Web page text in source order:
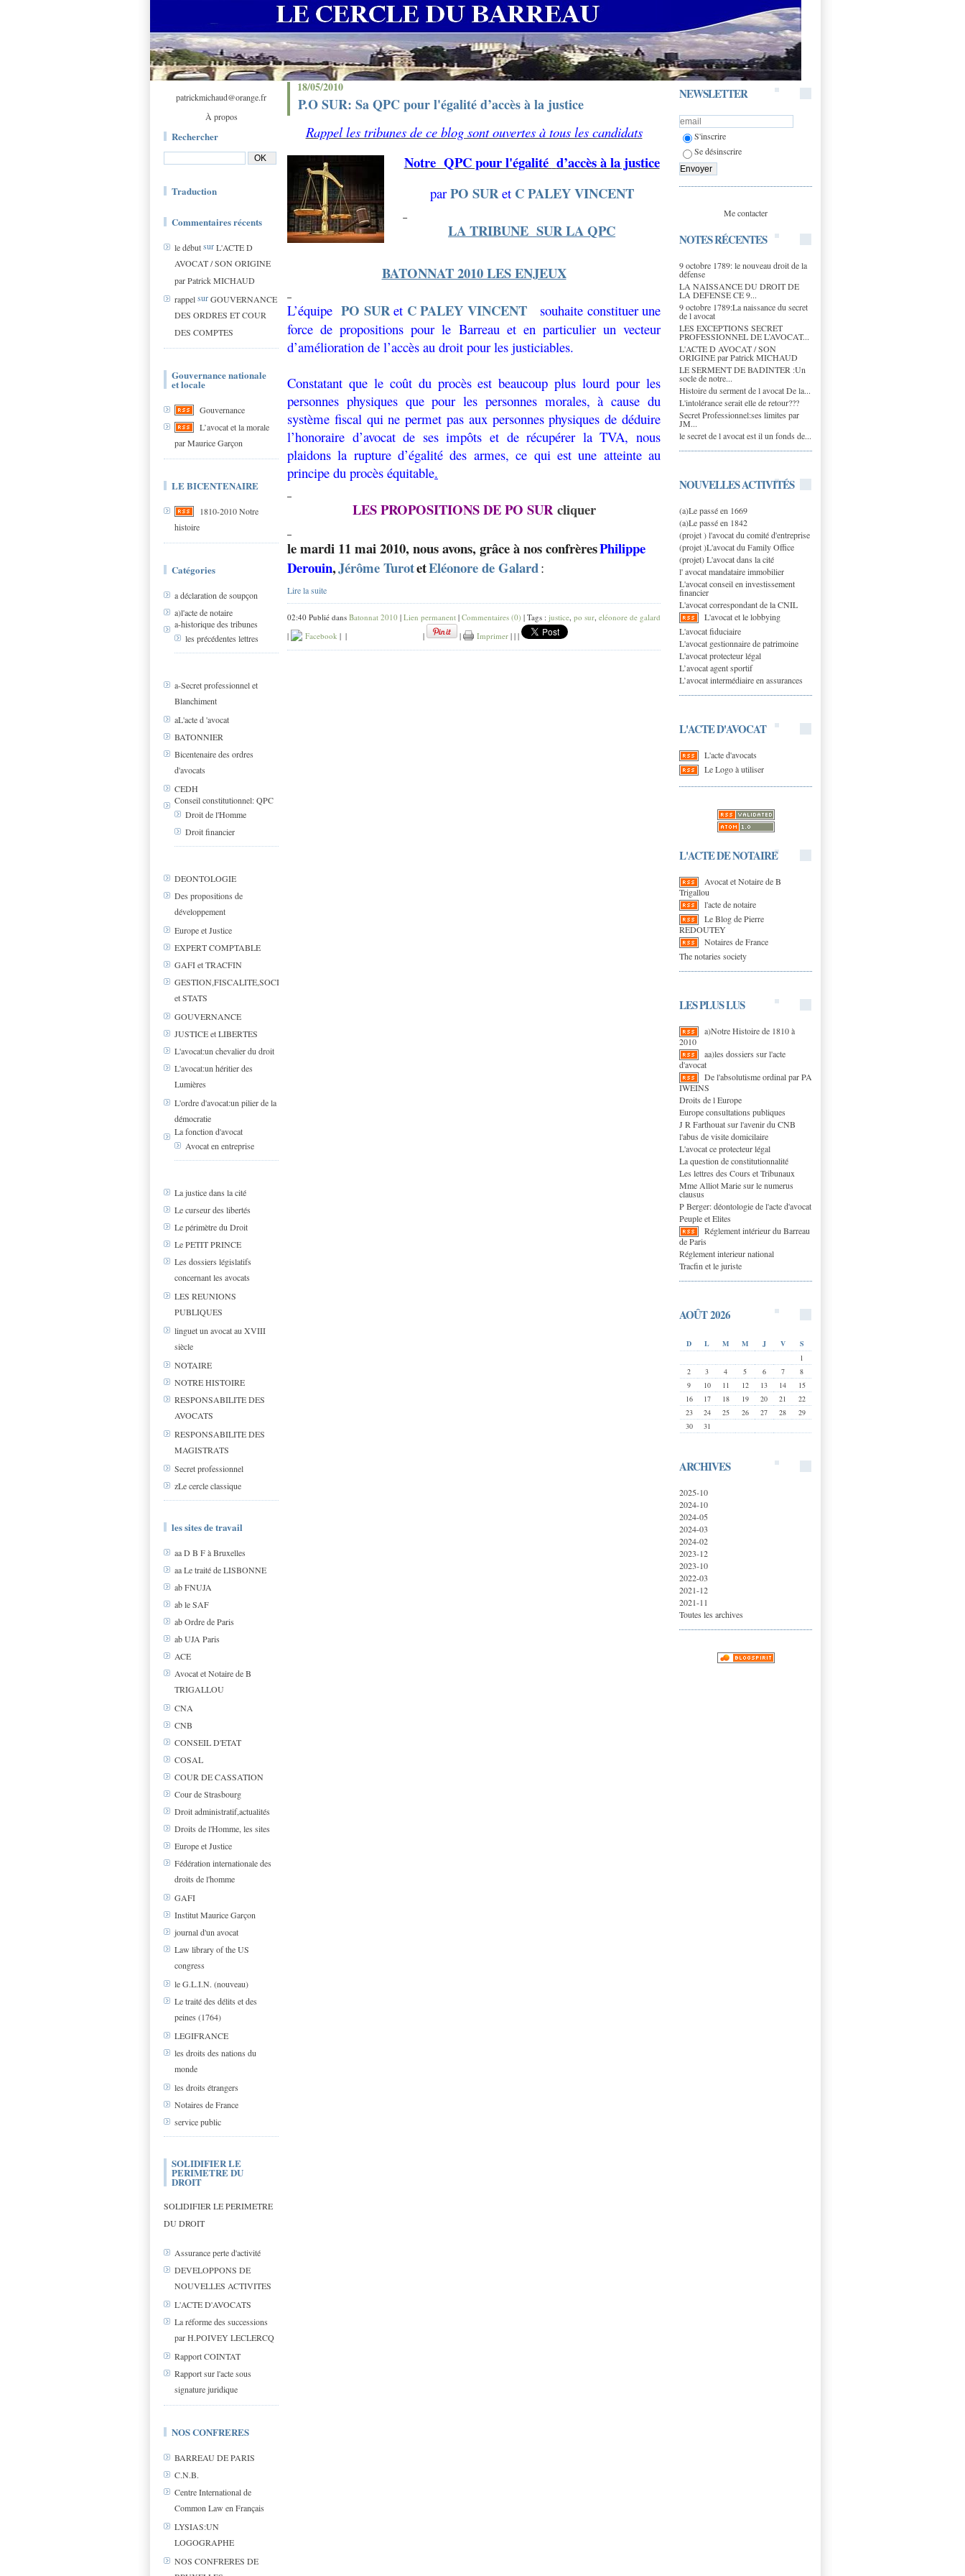
patrickmichaud@orange.fr
À propos
Rechercher
Traduction
Commentaires récents
le débutsurL'ACTE D
AVOCAT / SON ORIGINE
par Patrick MICHAUD
rappelsurGOUVERNANCE
DES ORDRES ET COUR
DES COMPTES
Gouvernance nationale
et locale
Gouvernance
L’avocat et la morale
par Maurice Garçon
LE BICENTENAIRE
1810-2010 Notre
histoire
Catégories
a déclaration de soupçon
a)l'acte de notaire
a-historique des tribunes
les précédentes lettres
a-Secret professionnel et
Blanchiment
aL'acte d 'avocat
BATONNIER
Bicentenaire des ordres
d'avocats
CEDH
Conseil constitutionnel: QPC
Droit de l'Homme
Droit financier
DEONTOLOGIE
Des propositions de
développement
Europe et Justice
EXPERT COMPTABLE
GAFI et TRACFIN
GESTION,FISCALITE,SOCIAL
et STATS
GOUVERNANCE
JUSTICE et LIBERTES
L'avocat:un chevalier du droit
L'avocat:un héritier des
Lumières
L'ordre d'avocat:un pilier de la
démocratie
La fonction d'avocat
Avocat en entreprise
La justice dans la cité
Le curseur des libertés
Le périmètre du Droit
Le PETIT PRINCE
Les dossiers législatifs
concernant les avocats
LES REUNIONS
PUBLIQUES
linguet un avocat au XVIII
siècle
NOTAIRE
NOTRE HISTOIRE
RESPONSABILITE DES
AVOCATS
RESPONSABILITE DES
MAGISTRATS
Secret professionnel
zLe cercle classique
les sites de travail
aa D B F à Bruxelles
aa Le traité de LISBONNE
ab FNUJA
ab le SAF
ab Ordre de Paris
ab UJA Paris
ACE
Avocat et Notaire de B
TRIGALLOU
CNA
CNB
CONSEIL D'ETAT
COSAL
COUR DE CASSATION
Cour de Strasbourg
Droit administratif,actualités
Droits de l'Homme, les sites
Europe et Justice
Fédération internationale des
droits de l'homme
GAFI
Institut Maurice Garçon
journal d'un avocat
Law library of the US
congress
le G.L.I.N. (nouveau)
Le traité des délits et des
peines (1764)
LEGIFRANCE
les droits des nations du
monde
les droits étrangers
Notaires de France
service public
SOLIDIFIER LE
PERIMETRE DU
DROIT
SOLIDIFIER LE PERIMETRE
DU DROIT
Assurance perte d'activité
DEVELOPPONS DE
NOUVELLES ACTIVITES
L'ACTE D'AVOCATS
La réforme des successions
par H.POIVEY LECLERCQ
Rapport COINTAT
Rapport sur l'acte sous
signature juridique
NOS CONFRERES
BARREAU DE PARIS
C.N.B.
Centre International de
Common Law en Français
LYSIAS:UN
LOGOGRAPHE
NOS CONFRERES DE
NEWSLETTER
S'inscrire
Se désinscrire
Me contacter
NOTES RÉCENTES
9 octobre 1789: le nouveau droit de la
défense
LA NAISSANCE DU DROIT DE
LA DEFENSE CE 9...
9 octobre 1789:La naissance du secret
de l avocat
LES EXCEPTIONS SECRET
PROFESSIONNEL DE L’AVOCAT...
L'ACTE D AVOCAT / SON
ORIGINE par Patrick MICHAUD
LE SERMENT DE BADINTER :Un
socle de notre...
Histoire du serment de l avocat De la...
L'intolérance serait elle de retour???
Secret Professionnel:ses limites par
JM...
le secret de l avocat est il un fonds de...
NOUVELLES ACTIVITÉS
(a)Le passé en 1669
(a)Le passé en 1842
(projet ) l'avocat du comité d'entreprise
(projet )L'avocat du Family Office
(projet) L'avocat dans la cité
l' avocat mandataire immobilier
L'avocat conseil en investissement
financier
L'avocat correspondant de la CNIL
L'avocat et le lobbying
L'avocat fiduciaire
L'avocat gestionnaire de patrimoine
L'avocat protecteur légal
L’avocat agent sportif
L’avocat intermédiaire en assurances
L'ACTE D'AVOCAT
L'acte d'avocats
Le Logo à utiliser
L'ACTE DE NOTAIRE
Avocat et Notaire de B
Trigallou
l'acte de notaire
Le Blog de Pierre
REDOUTEY
Notaires de France
The notaries society
LES PLUS LUS
a)Notre Histoire de 1810 à
2010
aa)les dossiers sur l'acte
d'avocat
De l'absolutisme ordinal par PA
IWEINS
Droits de l Europe
Europe consultations publiques
J R Farthouat sur l'avenir du CNB
l'abus de visite domicilaire
L'avocat ce protecteur légal
La question de constitutionnalité
Les lettres des Cours et Tribunaux
Mme Alliot Marie sur le numerus
clausus
P Berger: déontologie de l'acte d'avocat
Peuple et Elites
Réglement intérieur du Barreau
de Paris
Réglement interieur national
Tracfin et le juriste
AOÛT 2026
D L M M J V
S
1
2
3 4 5 6 7
8
9
10 11 12 13 14
15
16
17 18 19 20 21
22
23
24 25 26 27 28
29
30
31
ARCHIVES
2025-10
2024-10
2024-05
2024-03
2024-02
2023-12
2023-10
2022-03
2021-12
2021-11
Toutes les archives
18/05/2010
P.O SUR: Sa QPC pour l'égalité d’accès à la justice
Rappel les tribunes de ce blog sont ouvertes à tous les candidats
Notre QPC pour l'égalité d’accès à la justice
par PO SURet C PALEY VINCENT
LA TRIBUNE SUR LA QPC
BATONNAT 2010 LES ENJEUX
L’équipe PO SURet C PALEY VINCENT
souhaite constituer une
force de propositions pour le Barreau et en particulier un vecteur
d’amélioration de l’accès au droit pour les justiciables.
Constatant que le coût du procès est beaucoup plus lourd pour les
personnes physiques que pour les personnes morales, à cause du
système fiscal qui ne permet pas aux personnes physiques de déduire
l’honoraire d’avocat de ses impôts et de récupérer la TVA, nous
plaidons la rupture d’égalité des armes, ce qui est une atteinte au
principe du procès équitable.
LES PROPOSITIONS DE PO SURcliquer
le mardi 11 mai 2010, nous avons, grâce à nos confrèresPhilippe
Derouin,Jérôme TurotetEléonore de Galard:
Lire la suite
02:40 Publié dans Batonnat 2010 | Lien permanent | Commentaires (0) | Tags : justice, po sur, eléonore de galard
|
Facebook | | | | Imprimer | | |